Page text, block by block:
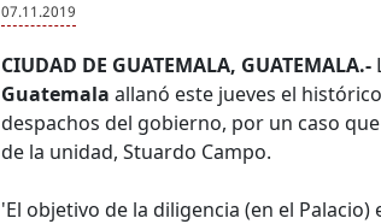
07.11.2019
CIUDAD DE GUATEMALA, GUATEMALA.-
Guatemala allanó este jueves el
despachos del gobierno, por un caso
de la unidad, Stuardo Campo.
'El objetivo de la diligencia (en el